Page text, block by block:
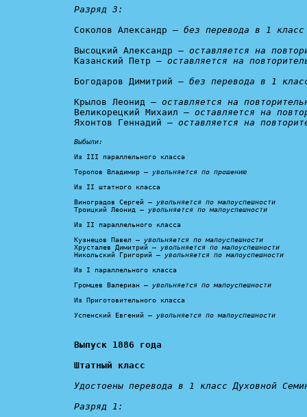
Разряд 3:
Соколов Александр — без перевода в 1 класс
Высоцкий Александр — оставляется на
Казанский Петр — оставляется на
Богодаров Димитрий — без перевода в 1
Крылов Леонид — оставляется на
Великорецкий Михаил — оставляется на
Яхонтов Геннадий — оставляется на
Выбыли:
Из III параллельного класса
Торопов Владимир — увольняется по прошению
Из II штатного класса
Виноградов Сергей — увольняется по малоуспешности
Троицкий Леонид — увольняется по малоуспешности
Из II параллельного класса
Кузнецов Павел — увольняется по малоуспешности
Хрусталев Димитрий — увольняется по малоуспешности
Никольский Григорий — увольняется по малоуспешности
Из I параллельного класса
Громцев Валериан — увольняется по малоуспешности
Из Приготовительного класса
Успенский Евгений — увольняется по малоуспешности
Выпуск 1886 года
Штатный класс
Удостоены перевода в 1 класс Духовной
Разряд 1: